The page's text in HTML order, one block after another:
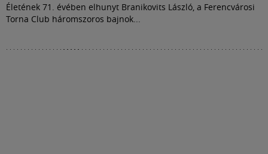
Életének 71. évében elhunyt Branikovits László, a Ferencvárosi
Torna Club háromszoros bajnok...